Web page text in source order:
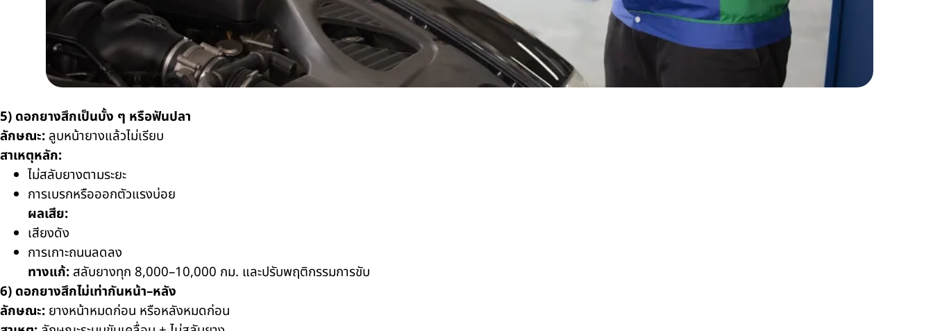
5) ดอกยางสึกเป็นบั้ง ๆ หรือฟันปลา
ลักษณะ: ลูบหน้ายางแล้วไม่เรียบ
สาเหตุหลัก:
ไม่สลับยางตามระยะ
การเบรกหรือออกตัวแรงบ่อย
ผลเสีย:
เสียงดัง
การเกาะถนนลดลง
ทางแก้: สลับยางทุก 8,000–10,000 กม. และปรับพฤติกรรมการขับ
6) ดอกยางสึกไม่เท่ากันหน้า–หลัง
ลักษณะ: ยางหน้าหมดก่อน หรือหลังหมดก่อน